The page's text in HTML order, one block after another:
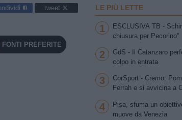
tweet
FONTI PREFERITE
LE PIÙ LETTE
1
ESCLUSIVA TB -
chiusura per Pecorino"
2
GdS - Il Catanzaro
colpo in entrata
3
CorSport - Cremo:
Ferrah e si avvicina a
scambio Patierno-
4
Pisa, sfuma un
muove da Venezia